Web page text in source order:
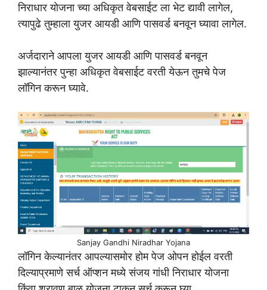
निराधार योजना च्या अधिकृत वेबसाईट ला भेट द्यावी लागेल,
त्यापुढे तुम्हाला युजर आयडी आणि पासवर्ड बनवून घ्यावा लागेल.
अर्जदाराने आपला युजर आयडी आणि पासवर्ड बनवून
झाल्यानंतर पुन्हा अधिकृत वेबसाईट वरती येऊन तुमचे पेज
लॉगिन करून घ्यावे.
Sanjay Gandhi Niradhar Yojana
लॉगिन केल्यानंतर आपल्यासमोर होम पेज ओपन होईल वरती
दिल्याप्रमाणे सर्च ऑप्शन मध्ये संजय गांधी निराधार योजना